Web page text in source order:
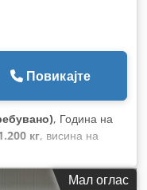
Повикајте
, Година на
кг, висина на
електричен, тип на
Мал оглас